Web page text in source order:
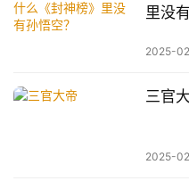
里没
2025-
三官
2025-